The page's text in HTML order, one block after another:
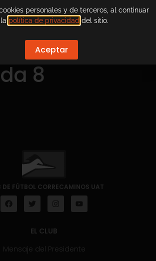
8
DE FÚTBOL CORRECAMINOS UAT
EL CLUB
Mensaje del Presidente
personales y de terceros, al continuar
política de privacidad del sitio.
Aceptar